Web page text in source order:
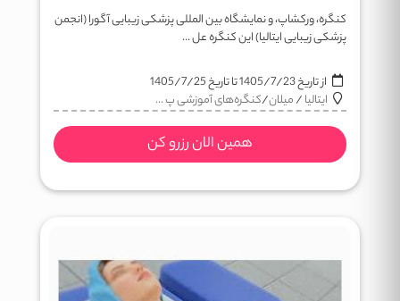
کنگره، ورکشاپ، و نمایشگاه بین المللی پزشکی زیبایی آگورا (انجمن
پزشکی زیبایی ایتالیا) این کنگره عل ...
از تاریخ1405/7/23تا تاریخ1405/7/25
ایتالیا/میلان/کنگره‌های آموزشی پ ...
همین الان رزرو کن